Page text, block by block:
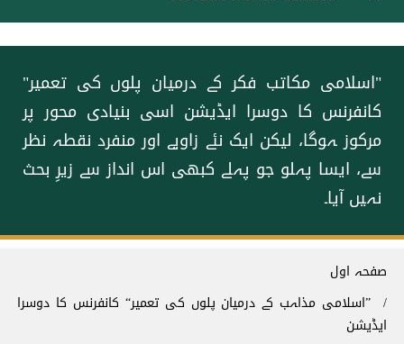
"اسلامی مکاتب فکر کے درمیان پلوں کی تعمیر"
کانفرنس کا دوسرا ایڈیشن اسی بنیادی محور پر
مرکوز ہوگا، لیکن ایک نئے زاویے اور منفرد نقطہ نظر
سے، ایسا پہلو جو پہلے کبھی اس انداز سے زیرِ بحث
نہیں آیا۔
Breadcrumb
صفحہ اول
”اسلامی مذاہب کے درمیان پلوں کی تعمیر“ کانفرنس کا دوسرا
ایڈیشن